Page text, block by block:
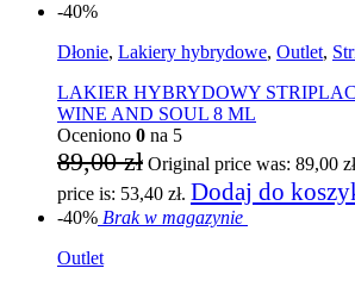
-40%
Dłonie, Lakiery hybrydowe, Outlet,
LAKIER HYBRYDOWY
WINE AND SOUL 8 ML
Oceniono 0 na 5
89,00zł Original price was: 89,00
price is: 53,40 zł. Dodaj do
-40% Brak w magazynie
Outlet